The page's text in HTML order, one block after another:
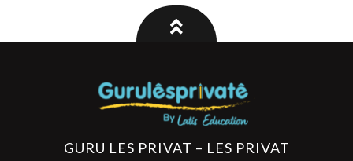
GURU LES PRIVAT – LES PRIVAT